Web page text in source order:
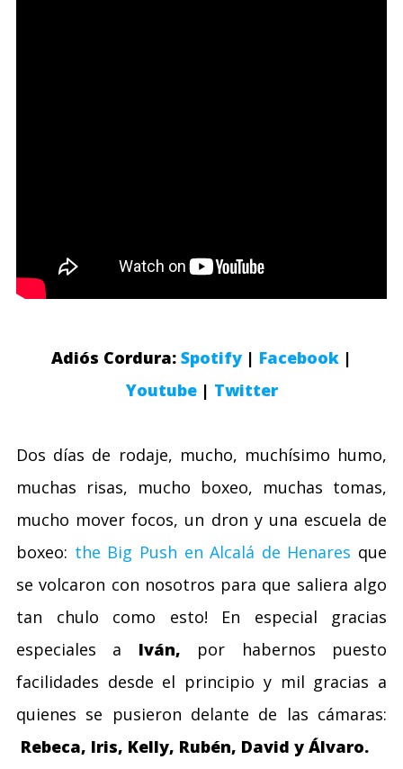
Adiós Cordura: Spotify | Facebook |
Youtube| Twitter
Dos días de rodaje, mucho, muchísimo humo,
muchas risas, mucho boxeo, muchas tomas,
mucho mover focos, un dron y una escuela de
boxeo: the Big Push en Alcalá de Henares que
se volcaron con nosotros para que saliera algo
tan chulo como esto! En especial gracias
especiales a Iván, por habernos puesto
facilidades desde el principio y mil gracias a
quienes se pusieron delante de las cámaras:
Rebeca, Iris, Kelly, Rubén, David y Álvaro.